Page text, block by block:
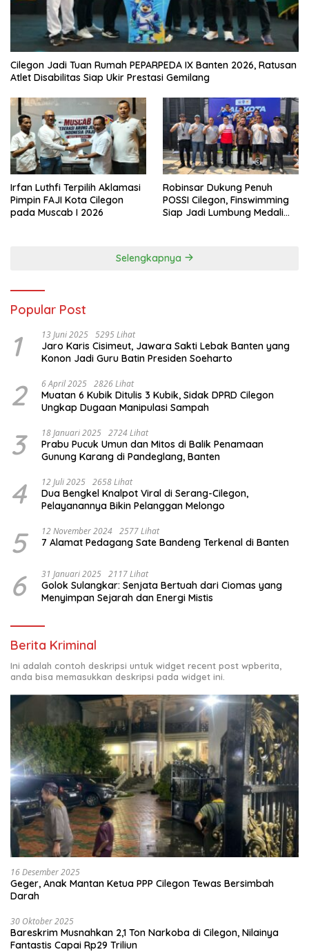
Cilegon Jadi Tuan Rumah PEPARPEDA IX Banten 2026, Ratusan
Atlet Disabilitas Siap Ukir Prestasi Gemilang
Irfan Luthfi Terpilih Aklamasi
Pimpin FAJI Kota Cilegon
pada Muscab I 2026
Robinsar Dukung Penuh
POSSI Cilegon, Finswimming
Siap Jadi Lumbung Medali
Selengkapnya
Popular Post
1 13 Juni 2025 5295 Lihat
Jaro Karis Cisimeut, Jawara Sakti Lebak Banten yang
Konon Jadi Guru Batin Presiden Soeharto
2 6 April 2025 2826 Lihat
Muatan 6 Kubik Ditulis 3 Kubik, Sidak DPRD Cilegon
Ungkap Dugaan Manipulasi Sampah
3 18 Januari 2025 2724 Lihat
Prabu Pucuk Umun dan Mitos di Balik Penamaan
Gunung Karang di Pandeglang, Banten
4 12 Juli 2025 2658 Lihat
Dua Bengkel Knalpot Viral di Serang-Cilegon,
Pelayanannya Bikin Pelanggan Melongo
5 12 November 2024 2577 Lihat
7 Alamat Pedagang Sate Bandeng Terkenal di Banten
6 31 Januari 2025 2117 Lihat
Golok Sulangkar: Senjata Bertuah dari Ciomas yang
Menyimpan Sejarah dan Energi Mistis
Berita Kriminal
Ini adalah contoh deskripsi untuk widget recent post wpberita,
anda bisa memasukkan deskripsi pada widget ini.
16 Desember 2025
Geger, Anak Mantan Ketua PPP Cilegon Tewas Bersimbah
Darah
30 Oktober 2025
Bareskrim Musnahkan 2,1 Ton Narkoba di Cilegon, Nilainya
Fantastis Capai Rp29 Triliun